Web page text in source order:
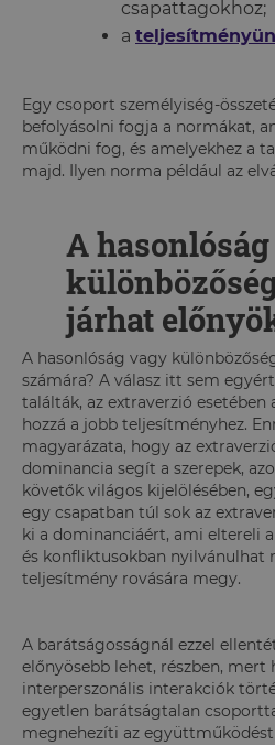
csapattagokhoz;
a
Egy csoport személyiség-
befolyásolni fogja a normákat,
működni fog, és amelyekhez a
majd. Ilyen norma például az
A hasonlóság
járhat
A hasonlóság vagy
számára? A válasz itt sem
találták, az extraverzió
hozzá a jobb teljesítményhez.
magyarázata, hogy az
dominancia segít a szerepek,
követők világos kijelölésében,
egy csapatban túl sok az
ki a dominanciáért, ami eltereli
és konfliktusokban nyilvánulhat
teljesítmény rovására megy.
A barátságosságnál ezzel
előnyösebb lehet, részben, mert
interperszonális interakciók
egyetlen barátságtalan
megnehezíti az